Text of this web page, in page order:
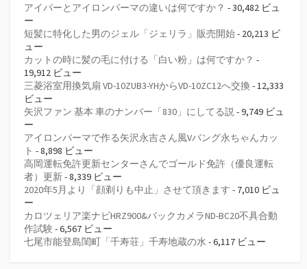
アイパーとアイロンパーマの違いは何ですか？ - 30,482 ビュ
ー
短髪に特化した男のジェル「ジェリラ」販売開始- 20,213 ビ
ュー
カットの時に髪の毛に付ける「白い粉」は何ですか？ -
19,912 ビュー
三菱浴室用換気扇 VD-10ZUB3-YHからVD-10ZC12へ交換 - 12,333
ビュー
矢沢ファン 基本 車のナンバー「830」にしてる説 - 9,749 ビュ
ー
アイロンパーマで作る矢沢永吉さん風Vバング永ちゃんカッ
ト - 8,898 ビュー
高岡運転免許更新センターさんでゴールド免許（優良運転
者）更新- 8,339 ビュー
2020年5月より「顔剃りも中止」させて頂きます - 7,010 ビュ
ー
カロツェリア楽ナビHRZ900&バックカメラND-BC20不具合動
作試験 - 6,567 ビュー
七尾市能登島閨町「千寿荘」千寿地蔵の水 - 6,117 ビュー